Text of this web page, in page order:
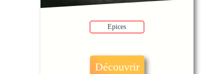
Epices
Découvrir